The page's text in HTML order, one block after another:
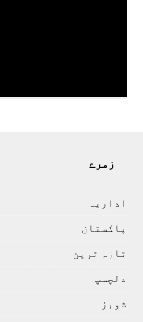
زمرے
اداريہ
پاکستان
تازہ ترين
دلچسپ
شوبز